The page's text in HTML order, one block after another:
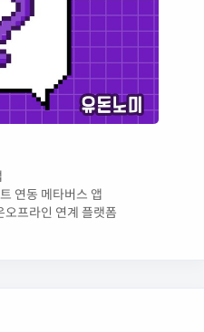
연동 메타버스 앱
오프라인 연계 플랫폼